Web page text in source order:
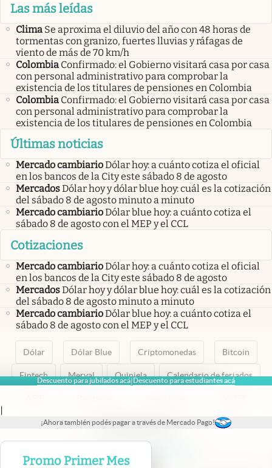
Descuento para jubilados acá|Descuento para estudiantes acá
|
¡Ahora también podés pagar a través de Mercado Pago!
Promo Primer Mes
Las más leídas
Clima Se aproxima el diluvio del año con 48 horas de
tormentas con granizo, fuertes lluvias y ráfagas de
viento de más de 70 km/h
Colombia Confirmado: el Gobierno visitará casa por casa
con personal administrativo para comprobar la
existencia de los titulares de pensiones en Colombia
Colombia Confirmado: el Gobierno visitará casa por casa
con personal administrativo para comprobar la
existencia de los titulares de pensiones en Colombia
Últimas noticias
Mercado cambiarioDólar hoy: a cuánto cotiza el oficial
en los bancos de la City este sábado 8 de agosto
MercadosDólar hoy y dólar blue hoy: cuál es la cotización
del sábado 8 de agosto minuto a minuto
Mercado cambiarioDólar blue hoy: a cuánto cotiza el
sábado 8 de agosto con el MEP y el CCL
Cotizaciones
Mercado cambiarioDólar hoy: a cuánto cotiza el oficial
en los bancos de la City este sábado 8 de agosto
MercadosDólar hoy y dólar blue hoy: cuál es la cotización
del sábado 8 de agosto minuto a minuto
Mercado cambiarioDólar blue hoy: a cuánto cotiza el
sábado 8 de agosto con el MEP y el CCL
Dólar Dólar Blue Criptomonedas Bitcoin
Fintech Merval Quiniela Calendario de feriados
abre en nueva pestaña
abre en nueva pestaña
abre en nueva pestaña
abre en nueva pestaña
abre en nueva pestaña